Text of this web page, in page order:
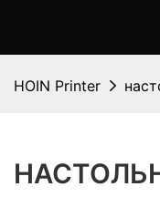
HOIN Printer